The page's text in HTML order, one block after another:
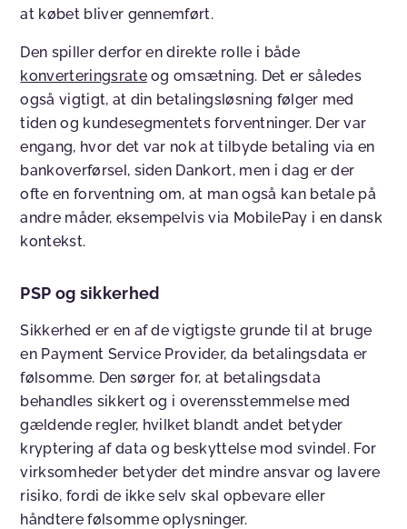
at købet bliver gennemført.
Den spiller derfor en direkte rolle i både
konverteringsrateog omsætning. Det er således
også vigtigt, at din betalingsløsning følger med
tiden og kundesegmentets forventninger. Der var
engang, hvor det var nok at tilbyde betaling via en
bankoverførsel, siden Dankort, men i dag er der
ofte en forventning om, at man også kan betale på
andre måder, eksempelvis via MobilePay i en dansk
kontekst.
PSP og sikkerhed
Sikkerhed er en af de vigtigste grunde til at bruge
en Payment Service Provider, da betalingsdata er
følsomme. Den sørger for, at betalingsdata
behandles sikkert og i overensstemmelse med
gældende regler, hvilket blandt andet betyder
kryptering af data og beskyttelse mod svindel. For
virksomheder betyder det mindre ansvar og lavere
risiko, fordi de ikke selv skal opbevare eller
håndtere følsomme oplysninger.